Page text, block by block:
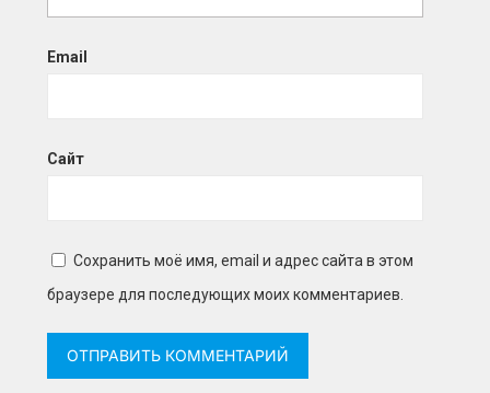
Email
Сайт
Сохранить моё имя, email и адрес сайта в этом
браузере для последующих моих комментариев.